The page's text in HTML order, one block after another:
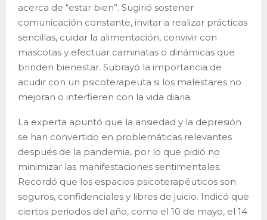
acerca de “estar bien”. Sugirió sostener
comunicación constante, invitar a realizar prácticas
sencillas, cuidar la alimentación, convivir con
mascotas y efectuar caminatas o dinámicas que
brinden bienestar. Subrayó la importancia de
acudir con un psicoterapeuta si los malestares no
mejoran o interfieren con la vida diaria.
La experta apuntó que la ansiedad y la depresión
se han convertido en problemáticas relevantes
después de la pandemia, por lo que pidió no
minimizar las manifestaciones sentimentales.
Recordó que los espacios psicoterapéuticos son
seguros, confidenciales y libres de juicio. Indicó que
ciertos periodos del año, como el 10 de mayo, el 14